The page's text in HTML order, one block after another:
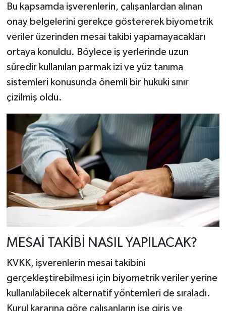
Bu kapsamda işverenlerin, çalışanlardan alınan
onay belgelerini gerekçe göstererek biyometrik
veriler üzerinden mesai takibi yapamayacakları
ortaya konuldu. Böylece iş yerlerinde uzun
süredir kullanılan parmak izi ve yüz tanıma
sistemleri konusunda önemli bir hukuki sınır
çizilmiş oldu.
MESAİ TAKİBİ NASIL YAPILACAK?
KVKK, işverenlerin mesai takibini
gerçekleştirebilmesi için biyometrik veriler yerine
kullanılabilecek alternatif yöntemleri de sıraladı.
Kurul kararına göre çalışanların işe giriş ve